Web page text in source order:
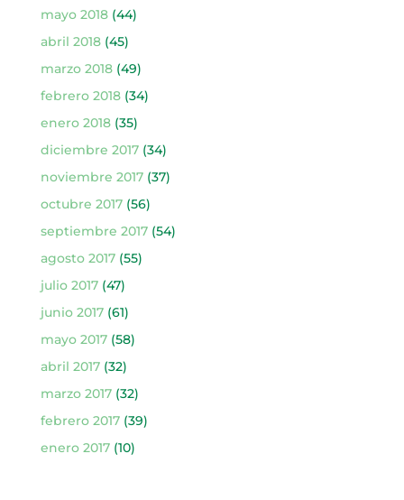
mayo 2018(44)
abril 2018(45)
marzo 2018(49)
febrero 2018(34)
enero 2018(35)
diciembre 2017(34)
noviembre 2017(37)
octubre 2017(56)
septiembre 2017(54)
agosto 2017(55)
julio 2017(47)
junio 2017(61)
mayo 2017(58)
abril 2017(32)
marzo 2017(32)
febrero 2017(39)
enero 2017(10)